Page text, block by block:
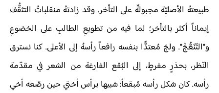
طبيعتهُ الأصليّة مجبولةٌ على التأخر. وقد زادتهُ منقلباتُ التثقُّف
إيماناً أكثر بالتأخر؛ لما فيه من تطويعِ الطالبِ على الخضوعِ
و"التّنَعُّجِّ". ولجَ مُعتدًّا بنفسه رافعاً رأسهُ إلى الأعلى. كنا نسترق
النّظر، بحذرٍ مفرطٍ، إلى البُقع الفارغة من الشعر في مقدّمة
رأسه. كان شكل رأسه مُبقعاً: شبيها برأس أختي حين رصّعه أخي